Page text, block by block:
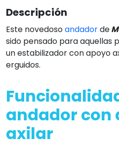
Descripción
Este novedosoandadorde
sido pensado para aquellas
un estabilizador con apoyo
erguidos.
andador con
axilar